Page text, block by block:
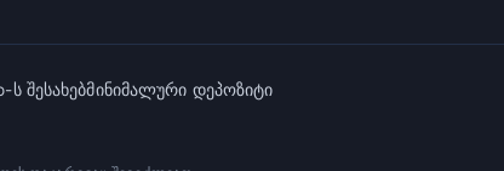
ს შესახებმინიმალური დეპოზიტი